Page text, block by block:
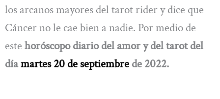
los arcanos mayores del tarot rider y dice que
Cáncer no le cae bien a nadie. Por medio de
este horóscopo diario del amor y del tarot del
díamartes 20 de septiembre de 2022.